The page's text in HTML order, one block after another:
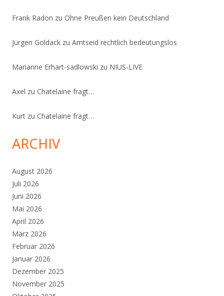
Frank Radon zu Ohne Preußen kein Deutschland
Jürgen Goldack zu Amtseid rechtlich bedeutungslos
Marianne Erhart-sadlowski zu NIUS-LIVE
Axel zu Chatelaine fragt…
Kurt zu Chatelaine fragt…
ARCHIV
August 2026
Juli 2026
Juni 2026
Mai 2026
April 2026
März 2026
Februar 2026
Januar 2026
Dezember 2025
November 2025